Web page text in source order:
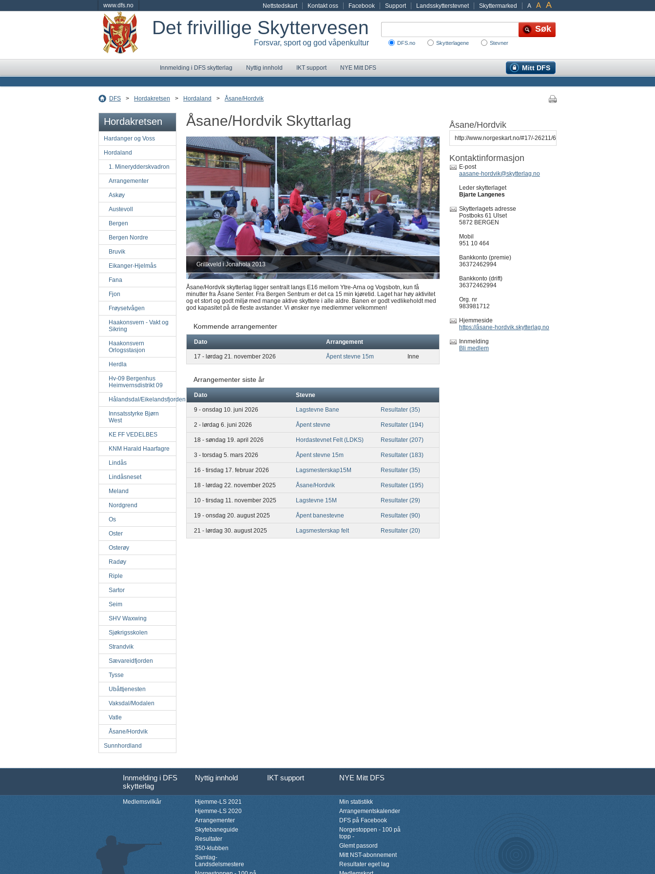
www.dfs.no A A A
Nettstedskart Kontakt oss Facebook Support Landsskytterstevnet Skyttermarked
Det frivillige Skyttervesen
Forsvar, sport og god våpenkultur DFS.no Skytterlagene Stevner
Innmelding i DFS skytterlag Nyttig innhold IKT support Mitt DFS
NYE Mitt DFS
DFS > Hordakretsen > Hordaland > Åsane/Hordvik
Hordakretsen
Hardanger og Voss
Hordaland
1. Minerydderskvadron
Arrangementer
Askøy
Austevoll
Bergen
Bergen Nordre
Bruvik
Eikanger-Hjelmås
Fana
Fjon
Frøysetvågen
Haakonsvern - Vakt og
Sikring
Haakonsvern
Orlogsstasjon
Herdla
Hv-09 Bergenhus
Heimvernsdistrikt 09
Hålandsdal/Eikelandsfjorden
Innsatsstyrke Bjørn
West
KE FF VEDELBES
KNM Harald Haarfagre
Lindås
Lindåsneset
Meland
Nordgrend
Os
Oster
Osterøy
Radøy
Riple
Sartor
Seim
SHV Waxwing
Sjøkrigsskolen
Strandvik
Sævareidfjorden
Tysse
Ubåttjenesten
Vaksdal/Modalen
Vatle
Åsane/Hordvik
Sunnhordland
Åsane/Hordvik Skyttarlag
Grillkveld i Jonahola 2013
Åsane/Hordvik skytterlag ligger sentralt langs E16 mellom Ytre-Arna og Vogsbotn, kun få
minutter fra Åsane Senter. Fra Bergen Sentrum er det ca 15 min kjøretid. Laget har høy aktivitet
og et stort og godt miljø med mange aktive skyttere i alle aldre. Banen er godt vedlikeholdt med
god kapasitet på de fleste avstander. Vi ønsker nye medlemmer velkommen!
Kommende arrangementer
Dato Arrangement
17 - lørdag 21. november 2026 Åpent stevne 15m Inne
Arrangementer siste år
Dato Stevne
9 - onsdag 10. juni 2026 Lagstevne Bane Resultater (35)
2 - lørdag 6. juni 2026 Åpent stevne Resultater (194)
18 - søndag 19. april 2026 Hordastevnet Felt (LDKS) Resultater (207)
3 - torsdag 5. mars 2026 Åpent stevne 15m Resultater (183)
16 - tirsdag 17. februar 2026 Lagsmesterskap15M Resultater (35)
18 - lørdag 22. november 2025 Åsane/Hordvik Resultater (195)
10 - tirsdag 11. november 2025 Lagstevne 15M Resultater (29)
19 - onsdag 20. august 2025 Åpent banestevne Resultater (90)
21 - lørdag 30. august 2025 Lagsmesterskap felt Resultater (20)
Åsane/Hordvik
http://www.norgeskart.no/#17/-26211/6741610/l/drawing/
Kontaktinformasjon
E-post
aasane-hordvik@skytterlag.no
Leder skytterlaget
Bjarte Langenes
Skytterlagets adresse
Postboks 61 Ulset
5872 BERGEN
Mobil
951 10 464
Bankkonto (premie)
36372462994
Bankkonto (drift)
36372462994
Org. nr
983981712
Hjemmeside
https://åsane-hordvik.skytterlag.no
Innmelding
Bli medlem
Innmelding i DFS
skytterlag
Nyttig innhold IKT support NYE Mitt DFS
Medlemsvilkår
Hjemme-LS 2021
Hjemme-LS 2020
Arrangementer
Skytebaneguide
Resultater
350-klubben
Samlag-
Landsdelsmestere
Min statistikk
Arrangementskalender
DFS på Facebook
Norgestoppen - 100 på
topp -
Glemt passord
Mitt NST-abonnement
Resultater eget lag